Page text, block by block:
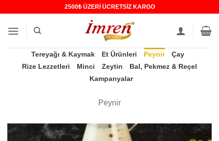
2500₺ ÜZERİ ÜCRETSİZ KARGO
Tereyağı & Kaymak Et Ürünleri Peynir
Çay
Rize Lezzetleri
Minci Zeytin
Bal, Pekmez & Reçel
Kampanyalar
Peynir